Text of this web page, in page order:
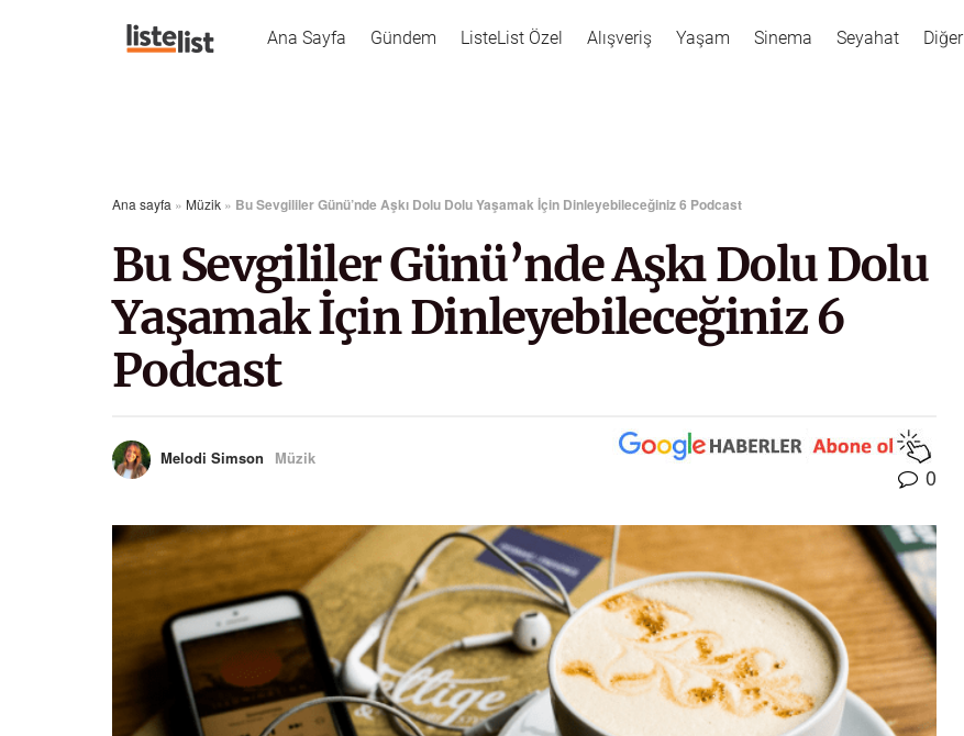
Ana Sayfa Gündem ListeList Özel Alışveriş Yaşam Sinema Seyahat Diğer
Ana sayfa » Müzik » Bu Sevgililer Günü’nde Aşkı Dolu Dolu Yaşamak İçin Dinleyebileceğiniz 6 Podcast
Bu Sevgililer Günü’nde Aşkı Dolu Dolu
Yaşamak İçin Dinleyebileceğiniz 6
Podcast
Melodi Simson Müzik
0